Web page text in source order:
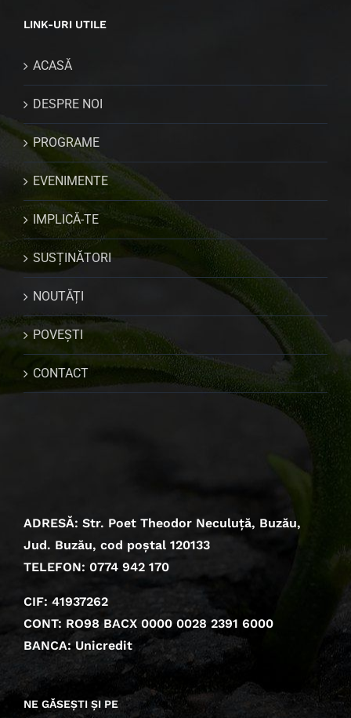
LINK-URI UTILE
ACASĂ
DESPRE NOI
PROGRAME
EVENIMENTE
IMPLICĂ-TE
SUSȚINĂTORI
NOUTĂȚI
POVEȘTI
CONTACT
ADRESĂ: Str. Poet Theodor Neculuță, Buzău,
Jud. Buzău, cod poștal 120133
TELEFON: 0774 942 170
CIF: 41937262
CONT: RO98 BACX 0000 0028 2391 6000
BANCA: Unicredit
NE GĂSEȘTI ȘI PE